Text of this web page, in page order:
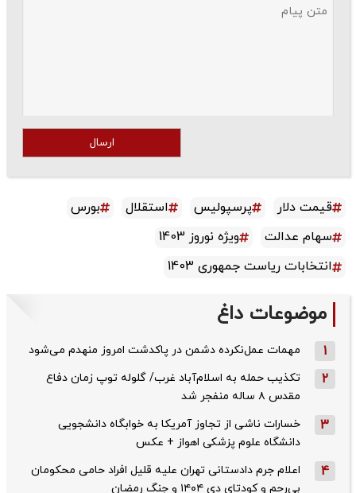
ارسال
قیمت دلار پرسپولیس استقلال
بورس
سهام عدالت
ویژه نوروز 1403
انتخابات ریاست جمهوری 1403
موضوعات داغ
1 مهمات عمل‌نکرده دشمن در پاکدشت امروز منهدم می‌شود
2
تکذیب حمله به اسلام‌آباد غرب/ گلوله توپ زمان دفاع
مقدس ۸ ساله منفجر شد
3
خسارات ناشی از تجاوز آمریکا به خوابگاه دانشجویی
دانشگاه علوم پزشکی اهواز + عکس
4
اعلام جرم دادستانی تهران علیه قلیل افراد حامی محکومان
بی‌رحم و کودتای دی‌ ۱۴۰۴ و جنگ رمضان